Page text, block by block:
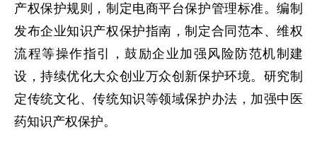
产权保护规则，制定电商平台保护管理标准。编制
发布企业知识产权保护指南，制定合同范本、维权
流程等操作指引，鼓励企业加强风险防范机制建
设，持续优化大众创业万众创新保护环境。研究制
定传统文化、传统知识等领域保护办法，加强中医
药知识产权保护。